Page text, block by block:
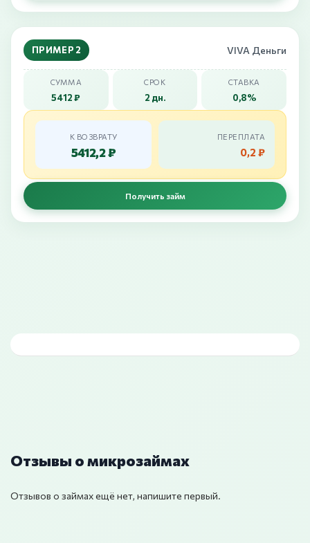
ПРИМЕР 2 VIVA Деньги
СУММА
5412 ₽
СРОК
2 дн.
СТАВКА
0,8%
К ВОЗВРАТУ
5412,2 ₽
ПЕРЕПЛАТА
0,2 ₽
Получить займ
Отзывы о микрозаймах
Отзывов о займах ещё нет, напишите первый.